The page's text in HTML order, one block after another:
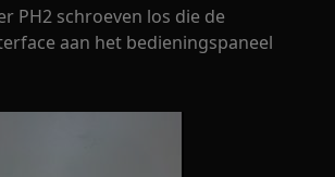
PH2 schroeven los die de
aan het bedieningspaneel